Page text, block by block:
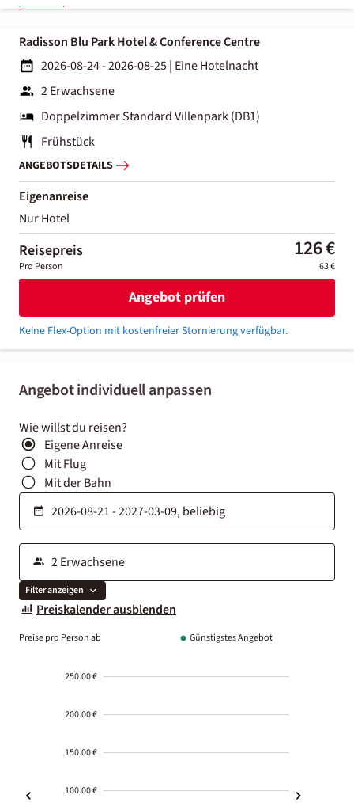
Angebot individuell anpassen
Wie willst du reisen?
Eigene Anreise
Mit Flug
Mit der Bahn
Filter anzeigen
Preiskalender ausblenden
Preise pro Person ab Günstigstes Angebot
250.00 €
200.00 €
150.00 €
100.00 €
Radisson Blu Park Hotel & Conference Centre
2026-08-24 - 2026-08-25| Eine Hotelnacht
2 Erwachsene
Doppelzimmer Standard Villenpark (DB1)
Frühstück
ANGEBOTSDETAILS
Eigenanreise
Nur Hotel
Reisepreis 126 €
Pro Person 63 €
Angebot prüfen
Keine Flex-Option mit kostenfreier Stornierung verfügbar.